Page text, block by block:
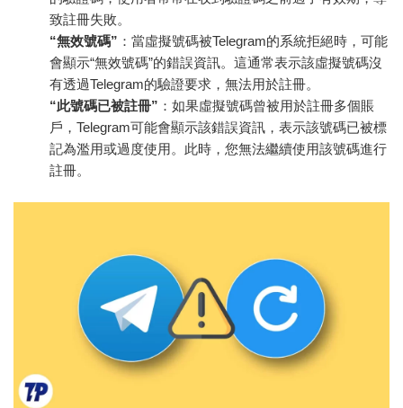
致註冊失敗。
“無效號碼” ：當虛擬號碼被Telegram的系統拒絕時，可能
會顯示“無效號碼”的錯誤資訊。這通常表示該虛擬號碼沒
有透過Telegram的驗證要求，無法用於註冊。
“此號碼已被註冊” ：如果虛擬號碼曾被用於註冊多個賬
戶，Telegram可能會顯示該錯誤資訊，表示該號碼已被標
記為濫用或過度使用。此時，您無法繼續使用該號碼進行
註冊。